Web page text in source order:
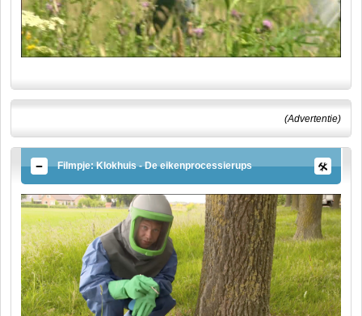
(Advertentie)
Filmpje: Klokhuis - De eikenprocessierups